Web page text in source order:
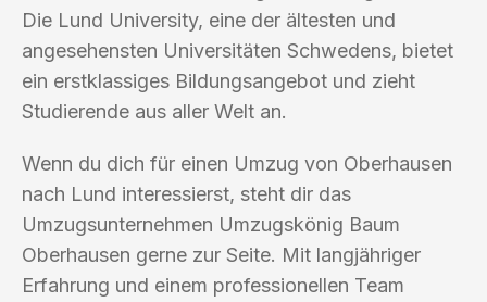
Die Lund University, eine der ältesten und
angesehensten Universitäten Schwedens, bietet
ein erstklassiges Bildungsangebot und zieht
Studierende aus aller Welt an.
Wenn du dich für einen Umzug von Oberhausen
nach Lund interessierst, steht dir das
Umzugsunternehmen Umzugskönig Baum
Oberhausen gerne zur Seite. Mit langjähriger
Erfahrung und einem professionellen Team